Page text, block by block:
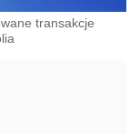
transakcje